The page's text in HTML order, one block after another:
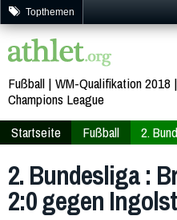
Topthemen
Fußball WM-Qualifikation 2018
Champions League
Startseite
Fußball 2.
2. Bundesliga :
2:0 gegen